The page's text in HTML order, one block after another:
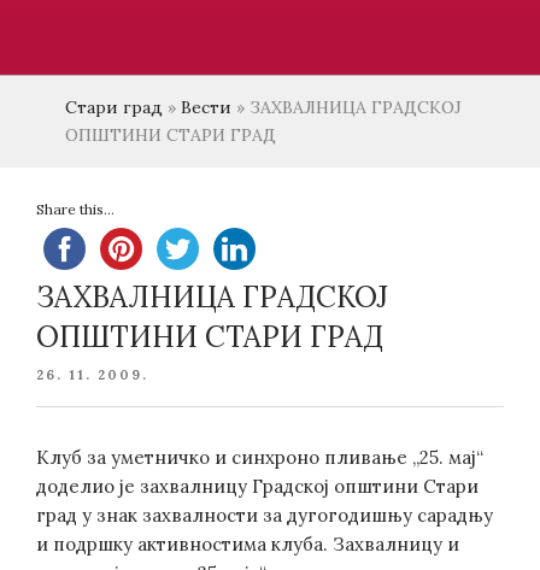
Стари град » Вести » ЗАХВАЛНИЦА ГРАДСКОЈ
ОПШТИНИ СТАРИ ГРАД
Share this...
ЗАХВАЛНИЦА ГРАДСКОЈ
ОПШТИНИ СТАРИ ГРАД
POSTED
26. 11. 2009.
Клуб за уметничко и синхроно пливање „25. мај“
доделио је захвалницу Градској општини Стари
град у знак захвалности за дугогодишњу сарадњу
и подршку активностима клуба. Захвалницу и